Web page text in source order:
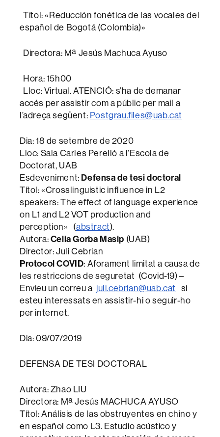
Títol: «Reducción fonética de las vocales del
español de Bogotá (Colombia)»
Directora: Mª Jesús Machuca Ayuso
Hora: 15h00
Lloc: Virtual. ATENCIÓ: s’ha de demanar
accés per assistir com a públic per mail a
l’adreça següent: Postgrau.files@uab.cat
Dia: 18 de setembre de 2020
Lloc: Sala Carles Perelló a l’Escola de
Doctorat, UAB
Esdeveniment: Defensa de tesi doctoral
Títol: «Crosslinguistic influence in L2
speakers: The effect of language experience
on L1 and L2 VOT production and
perception» (abstract).
Autora: Celia Gorba Masip (UAB)
Director: Juli Cebrian
Protocol COVID: Aforament limitat a causa de
les restriccions de seguretat (Covid-19) –
Envieu un correu a juli.cebrian@uab.cat
si
esteu interessats en assistir-hi o seguir-ho
per internet.
Dia: 09/07/2019
DEFENSA DE TESI DOCTORAL
Autora: Zhao LIU
Directora: Mª Jesús MACHUCA AYUSO
Títol: Análisis de las obstruyentes en chino y
en español como L3. Estudio acústico y